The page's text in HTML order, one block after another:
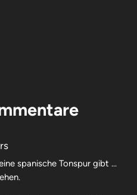
spanische Tonspur gibt …